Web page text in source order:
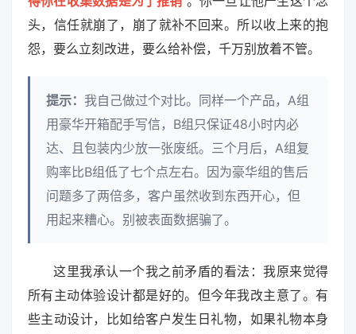
头，信任就崩了，崩了就补不回来。所以收上来的抱
怨，要么立刻改进，要么给补偿，千万别放着不管。
提示： 我自己做过个对比。同样一个产品，A组
用豪华开箱配手写信，B组只保证48小时内必
达、且包装内少放一张废纸。三个月后，A组复
购率比B组低了七个点左右。因为豪华组的售后
问题多了两倍多，客户虽然收到东西开心，但
用起来糟心。别被表面数据骗了。
这里我承认一个我之前矛盾的看法：我原来觉得
所有主动体验设计都是好的。但今年我改主意了。有
些主动设计，比如给客户发生日礼物，如果礼物本身